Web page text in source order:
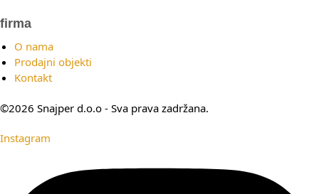
firma
O nama
Prodajni objekti
Kontakt
©2026 Snajper d.o.o - Sva prava zadržana.
Instagram